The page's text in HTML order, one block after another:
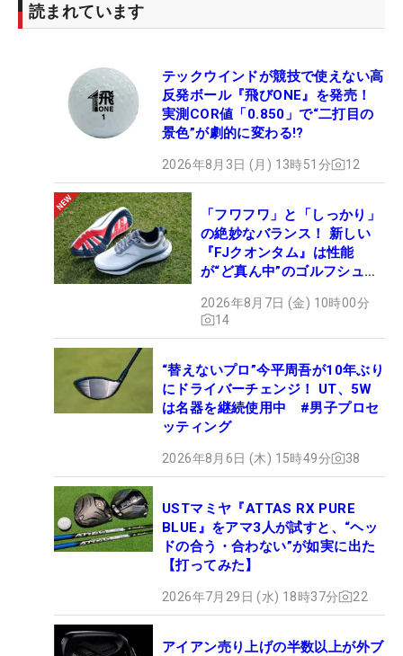
読まれています
テックウインドが競技で使えない高
反発ボール『飛びONE』を発売！
実測COR値「0.850」で“二打目の
景色”が劇的に変わる!?
2026年8月3日 (月) 13時51分 12
「フワフワ」と「しっかり」
の絶妙なバランス！ 新しい
『FJクオンタム』は性能
が“ど真ん中”のゴルフシュー
2026年8月7日 (金) 10時00分
14
“替えないプロ”今平周吾が10年ぶり
にドライバーチェンジ！ UT、5W
は名器を継続使用中 #男子プロセ
ッティング
2026年8月6日 (木) 15時49分 38
USTマミヤ『ATTAS RX PURE
BLUE』をアマ3人が試すと、“ヘッ
ドの合う・合わない”が如実に出た
【打ってみた】
2026年7月29日 (水) 18時37分 22
アイアン売り上げの半数以上が外ブ